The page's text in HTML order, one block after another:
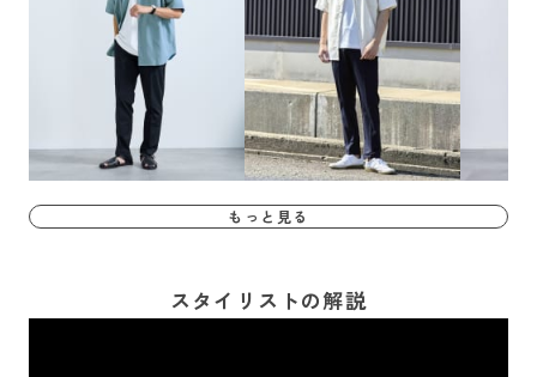
もっと見る
スタイリストの解説